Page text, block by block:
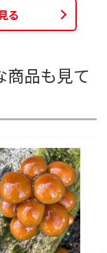
る
商品も見て